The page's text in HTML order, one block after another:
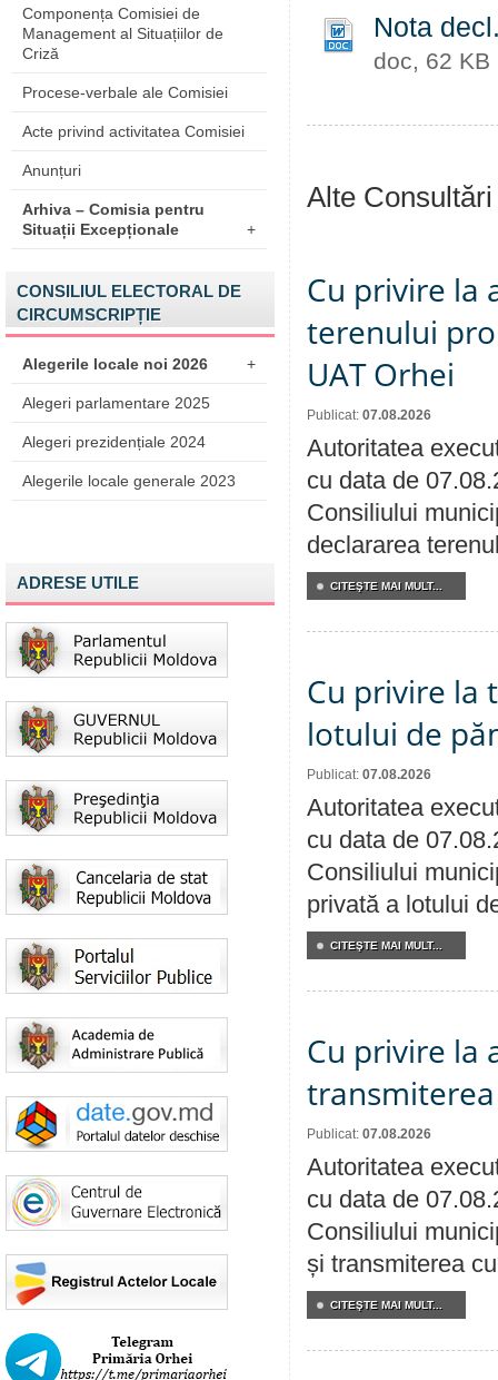
Componența Comisiei de
Management al Situațiilor de
Criză
Procese-verbale ale Comisiei
Acte privind activitatea Comisiei
Anunțuri
Arhiva – Comisia pentru
Situații Excepționale
+
CONSILIUL ELECTORAL DE
CIRCUMSCRIPȚIE
Alegerile locale noi 2026 +
Alegeri parlamentare 2025
Alegeri prezidențiale 2024
Alegerile locale generale 2023
ADRESE UTILE
Nota
doc, 62 KB
Alte
Cu privire la
terenului
UAT Orhei
Publicat: 07.08.2026
Autoritatea
cu data de
Consiliului
declararea
CITEŞTE MAI MULT...
Cu privire la
lotului de
Publicat: 07.08.2026
Autoritatea
cu data de
Consiliului
privată a lotului
CITEŞTE MAI MULT...
Cu privire la
Publicat: 07.08.2026
Autoritatea
cu data de
Consiliului
și transmiterea
CITEŞTE MAI MULT...